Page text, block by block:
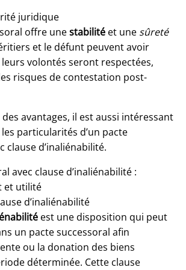
juridique
offre unestabilité et une sûreté
et le défunt peuvent avoir
leurs volontés seront respectées,
risques de contestation post-
avantages, il est aussi intéressant
particularités d’un pacte
clause d’inaliénabilité.
avec clause d’inaliénabilité :
et utilité
d’inaliénabilité
est une disposition qui peut
un pacte successoral afin
ou la donation des biens
déterminée. Cette clause